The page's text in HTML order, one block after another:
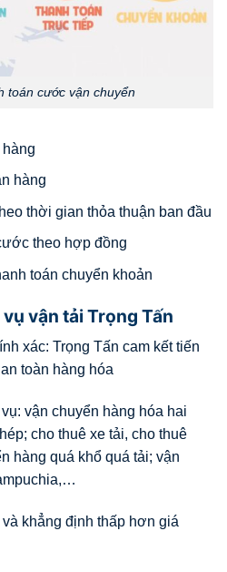
toán cước vận chuyển
hàng
thời gian thỏa thuận ban đầu
theo hợp đồng
toán chuyển khoản
vận tải Trọng Tấn
xác: Trọng Tấn cam kết tiến
toàn hàng hóa
vận chuyển hàng hóa hai
cho thuê xe tải, cho thuê
hàng quá khổ quá tải; vận
khẳng định thấp hơn giá